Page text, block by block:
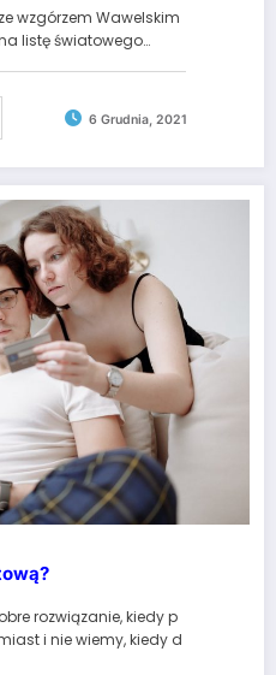
wzgórzem Wawelskim
listę światowego…
6 Grudnia, 2021
rozwiązanie, kiedy p
i nie wiemy, kiedy d